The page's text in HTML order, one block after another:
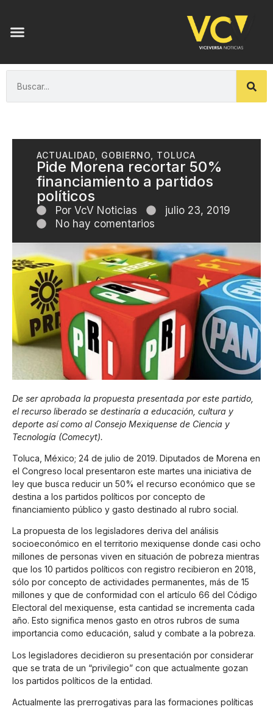
ACTUALIDAD, GOBIERNO, TOLUCA
Pide Morena recortar 50%
financiamiento a partidos
políticos
Por VcV Noticias
julio 23, 2019
No hay comentarios
De ser aprobada la propuesta presentada por este partido,
el recurso liberado se destinaría a educación, cultura y
deporte así como al Consejo Mexiquense de Ciencia y
Tecnología (Comecyt).
Toluca, México; 24 de julio de 2019. Diputados de Morena en
el Congreso local presentaron este martes una iniciativa de
ley que busca reducir un 50% el recurso económico que se
destina a los partidos políticos por concepto de
financiamiento público y gasto destinado al rubro social.
La propuesta de los legisladores deriva del análisis
socioeconómico en el territorio mexiquense donde casi ocho
millones de personas viven en situación de pobreza mientras
que los 10 partidos políticos con registro recibieron en 2018,
sólo por concepto de actividades permanentes, más de 15
millones y que de conformidad con el artículo 66 del Código
Electoral del mexiquense, esta cantidad se incrementa cada
año. Esto significa menos gasto en otros rubros de suma
importancia como educación, salud y combate a la pobreza.
Los legisladores decidieron su presentación por considerar
que se trata de un “privilegio” con que actualmente gozan
los partidos políticos de la entidad.
Actualmente las prerrogativas para las formaciones políticas